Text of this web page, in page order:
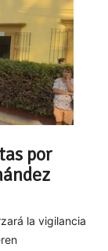
por
la vigilancia